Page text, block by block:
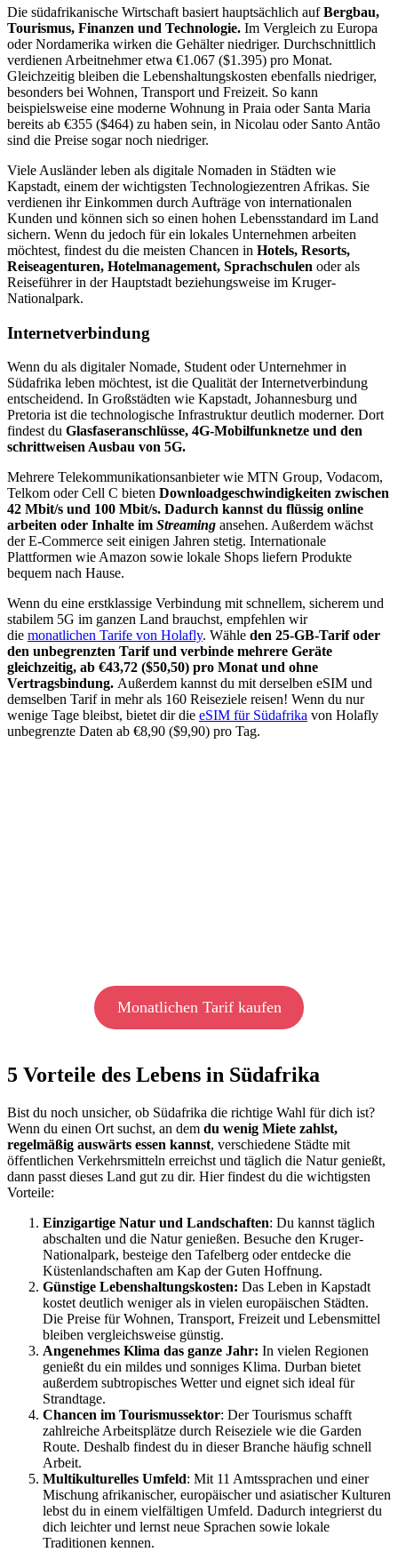
Die südafrikanische Wirtschaft basiert hauptsächlich aufBergbau,
Tourismus, Finanzen und Technologie. Im Vergleich zu Europa
oder Nordamerika wirken die Gehälter niedriger. Durchschnittlich
verdienen Arbeitnehmer etwa €1.067 ($1.395) pro Monat.
Gleichzeitig bleiben die Lebenshaltungskosten ebenfalls niedriger,
besonders bei Wohnen, Transport und Freizeit. So kann
beispielsweise eine moderne Wohnung in Praia oder Santa Maria
bereits ab €355 ($464) zu haben sein, in Nicolau oder Santo Antão
sind die Preise sogar noch niedriger.
Viele Ausländer leben als digitale Nomaden in Städten wie
Kapstadt, einem der wichtigsten Technologiezentren Afrikas. Sie
verdienen ihr Einkommen durch Aufträge von internationalen
Kunden und können sich so einen hohen Lebensstandard im Land
sichern. Wenn du jedoch für ein lokales Unternehmen arbeiten
möchtest, findest du die meisten Chancen in Hotels, Resorts,
Reiseagenturen, Hotelmanagement, Sprachschulen oder als
Reiseführer in der Hauptstadt beziehungsweise im Kruger-
Nationalpark.
Internetverbindung
Wenn du als digitaler Nomade, Student oder Unternehmer in
Südafrika leben möchtest, ist die Qualität der Internetverbindung
entscheidend. In Großstädten wie Kapstadt, Johannesburg und
Pretoria ist die technologische Infrastruktur deutlich moderner. Dort
findest du Glasfaseranschlüsse, 4G-Mobilfunknetze und den
schrittweisen Ausbau von 5G.
Mehrere Telekommunikationsanbieter wie MTN Group, Vodacom,
Telkom oder Cell C bieten Downloadgeschwindigkeiten zwischen
42 Mbit/s und 100 Mbit/s. Dadurch kannst du flüssig online
arbeiten oder Inhalte im Streaming ansehen. Außerdem wächst
der E-Commerce seit einigen Jahren stetig. Internationale
Plattformen wie Amazon sowie lokale Shops liefern Produkte
bequem nach Hause.
Wenn du eine erstklassige Verbindung mit schnellem, sicherem und
stabilem 5G im ganzen Land brauchst, empfehlen wir
die monatlichen Tarife von Holafly. Wähle den 25-GB-Tarif oder
den unbegrenzten Tarif und verbinde mehrere Geräte
gleichzeitig, ab €43,72 ($50,50) pro Monat und ohne
Vertragsbindung. Außerdem kannst du mit derselben eSIM und
demselben Tarif in mehr als 160 Reiseziele reisen! Wenn du nur
wenige Tage bleibst, bietet dir die eSIM für Südafrika von Holafly
unbegrenzte Daten ab €8,90 ($9,90) pro Tag.
Monatlichen Tarif kaufen
5 Vorteile des Lebens in Südafrika
Bist du noch unsicher, ob Südafrika die richtige Wahl für dich ist?
Wenn du einen Ort suchst, an dem du wenig Miete zahlst,
regelmäßig auswärts essen kannst, verschiedene Städte mit
öffentlichen Verkehrsmitteln erreichst und täglich die Natur genießt,
dann passt dieses Land gut zu dir. Hier findest du die wichtigsten
Vorteile:
Einzigartige Natur und Landschaften: Du kannst täglich
abschalten und die Natur genießen. Besuche den Kruger-
Nationalpark, besteige den Tafelberg oder entdecke die
Küstenlandschaften am Kap der Guten Hoffnung.
Günstige Lebenshaltungskosten: Das Leben in Kapstadt
kostet deutlich weniger als in vielen europäischen Städten.
Die Preise für Wohnen, Transport, Freizeit und Lebensmittel
bleiben vergleichsweise günstig.
Angenehmes Klima das ganze Jahr: In vielen Regionen
genießt du ein mildes und sonniges Klima. Durban bietet
außerdem subtropisches Wetter und eignet sich ideal für
Strandtage.
Chancen im Tourismussektor: Der Tourismus schafft
zahlreiche Arbeitsplätze durch Reiseziele wie die Garden
Route. Deshalb findest du in dieser Branche häufig schnell
Arbeit.
Multikulturelles Umfeld: Mit 11 Amtssprachen und einer
Mischung afrikanischer, europäischer und asiatischer Kulturen
lebst du in einem vielfältigen Umfeld. Dadurch integrierst du
dich leichter und lernst neue Sprachen sowie lokale
Traditionen kennen.